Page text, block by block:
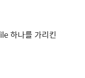
하나를 가리킨